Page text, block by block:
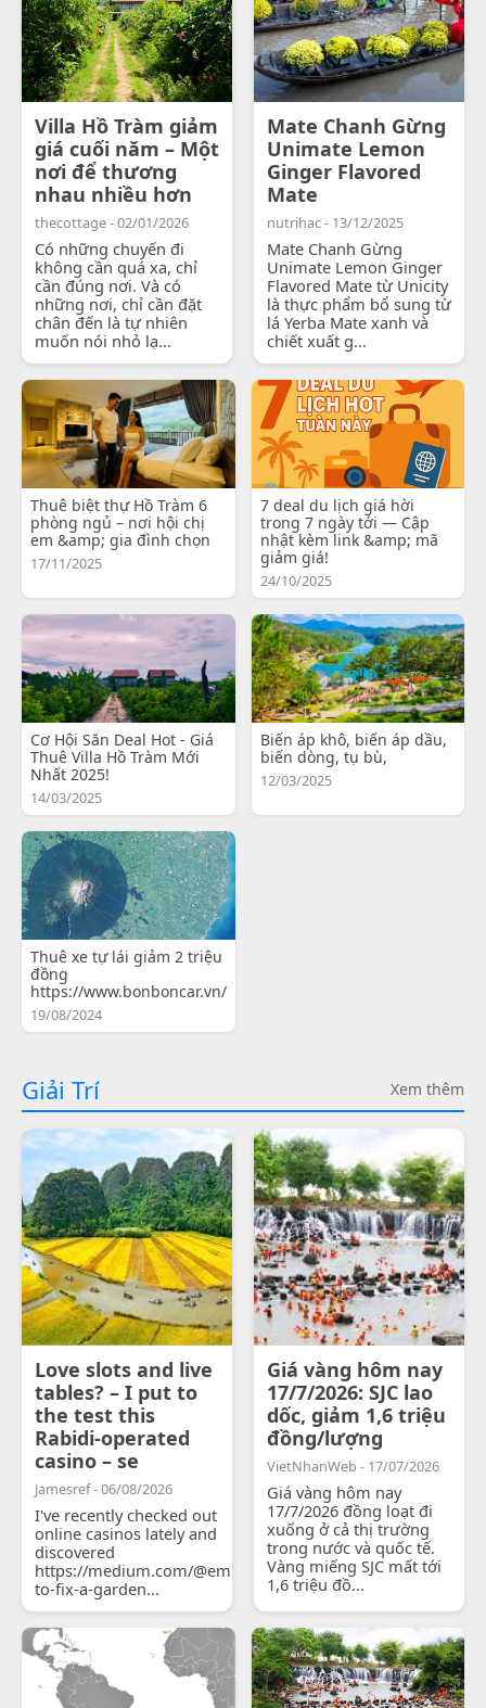
Villa Hồ Tràm giảm
giá cuối năm – Một
nơi để thương
nhau nhiều hơn
thecottage - 02/01/2026
Có những chuyến đi
không cần quá xa, chỉ
cần đúng nơi. Và có
những nơi, chỉ cần đặt
chân đến là tự nhiên
muốn nói nhỏ lạ...
Mate Chanh Gừng
Unimate Lemon
Ginger Flavored
Mate
nutrihac - 13/12/2025
Mate Chanh Gừng
Unimate Lemon Ginger
Flavored Mate từ Unicity
là thực phẩm bổ sung từ
lá Yerba Mate xanh và
chiết xuất g...
Thuê biệt thự Hồ Tràm 6
phòng ngủ – nơi hội chị
em &amp; gia đình chọn
17/11/2025
7 deal du lịch giá hời
trong 7 ngày tới — Cập
nhật kèm link &amp; mã
giảm giá!
24/10/2025
Cơ Hội Săn Deal Hot - Giá
Thuê Villa Hồ Tràm Mới
Nhất 2025!
14/03/2025
Biến áp khô, biến áp dầu,
biến dòng, tụ bù,
12/03/2025
Thuê xe tự lái giảm 2 triệu
đồng
https://www.bonboncar.vn/
19/08/2024
Giải Trí Xem thêm
Love slots and live
tables? – I put to
the test this
Rabidi-operated
casino – se
Jamesref - 06/08/2026
I've recently checked out
online casinos lately and
discovered
https://medium.com/@emilyjohnsonready/how-
to-fix-a-garden...
Giá vàng hôm nay
17/7/2026: SJC lao
dốc, giảm 1,6 triệu
đồng/lượng
VietNhanWeb - 17/07/2026
Giá vàng hôm nay
17/7/2026 đồng loạt đi
xuống ở cả thị trường
trong nước và quốc tế.
Vàng miếng SJC mất tới
1,6 triệu đồ...